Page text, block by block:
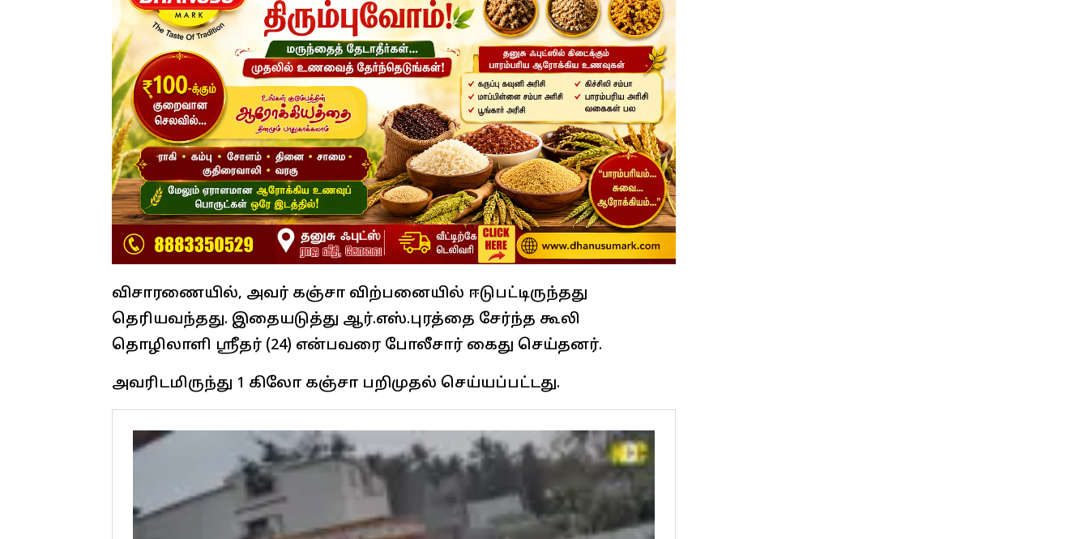
விசாரணையில், அவர் கஞ்சா விற்பனையில் ஈடுபட்டிருந்தது
தெரியவந்தது. இதையடுத்து ஆர்.எஸ்.புரத்தை சேர்ந்த கூலி
தொழிலாளி ஸ்ரீதர் (24) என்பவரை போலீசார் கைது செய்தனர்.
அவரிடமிருந்து 1 கிலோ கஞ்சா பறிமுதல் செய்யப்பட்டது.